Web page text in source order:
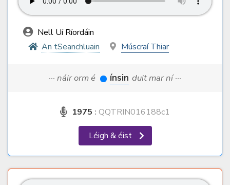
Nell Uí Ríordáin
An tSeanchluain
Múscraí Thiar
··· náir orm é ínsin duit mar ní ···
1975 : QQTRIN016188c1
Léigh & éist